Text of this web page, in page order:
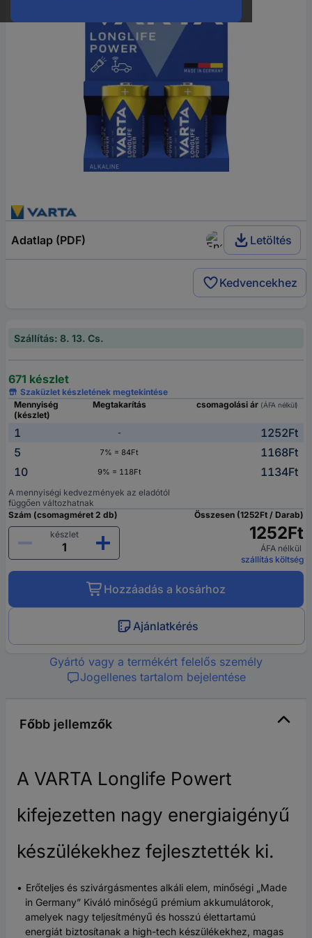
Adatlap (PDF) Letöltés
Kedvencekhez
Szállítás: 8. 13. Cs.
671 készlet
Szaküzlet készletének megtekintése
Mennyiség
(készlet)
Megtakarítás csomagolási ár (ÁFA nélkül)
1 -
1252Ft
5
7% = 84Ft
1168Ft
10
9% = 118Ft 1134Ft
A mennyiségi kedvezmények az eladótól
függően változhatnak
Szám (csomagméret 2 db)
készlet
Összesen (1252Ft / Darab)
1252Ft
ÁFA nélkül
szállítás költség
Hozzáadás a kosárhoz
Ajánlatkérés
Gyártó vagy a termékért felelős személy
Jogellenes tartalom bejelentése
Főbb jellemzők
A VARTA Longlife Powert
kifejezetten nagy energiaigényű
készülékekhez fejlesztették ki.
Erőteljes és szivárgásmentes alkáli elem, minőségi „Made
in Germany” Kiváló minőségű prémium akkumulátorok,
amelyek nagy teljesítményű és hosszú élettartamú
energiát biztosítanak a high-tech készülékekhez, magas